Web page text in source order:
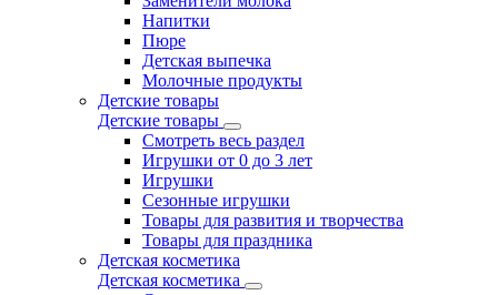
Напитки
Пюре
Детская выпечка
Молочные продукты
Детские товары
Детские товары
Смотреть весь раздел
Игрушки от 0 до 3 лет
Игрушки
Сезонные игрушки
Товары для развития и творчества
Товары для праздника
Детская косметика
Детская косметика